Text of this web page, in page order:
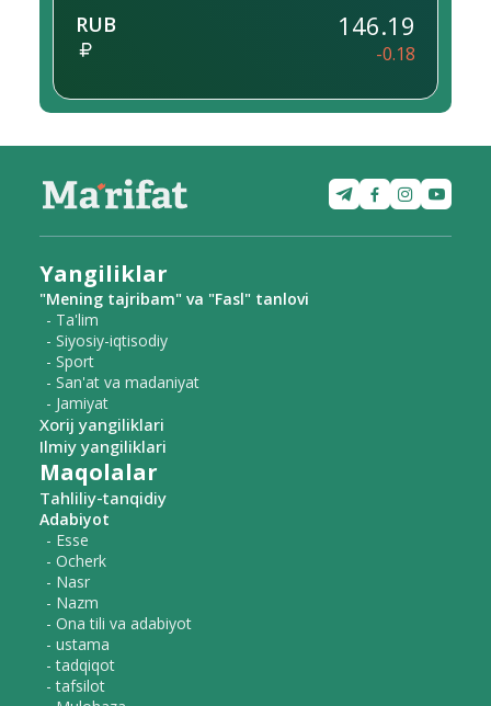
RUB 146.19
-0.18
Yangiliklar
"Mening tajribam" va "Fasl" tanlovi
- Ta'lim
- Siyosiy-iqtisodiy
- Sport
- San'at va madaniyat
- Jamiyat
Xorij yangiliklari
Ilmiy yangiliklari
Maqolalar
Tahliliy-tanqidiy
Adabiyot
- Esse
- Ocherk
- Nasr
- Nazm
- Ona tili va adabiyot
- ustama
- tadqiqot
- tafsilot